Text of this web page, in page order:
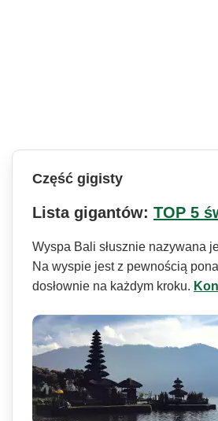
Część gigisty
Lista gigantów: TOP 5
Wyspa Bali słusznie nazywana
Na wyspie jest z pewnością
dosłownie na każdym kroku.